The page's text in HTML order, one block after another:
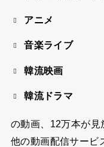
アニメ
音楽ライブ
韓流映画
韓流ドラマ
の動画、 12万本が見
他の動画配信サービ